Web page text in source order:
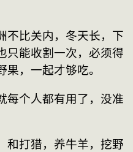
比关内，冬天长，下
只能收割一次，必须得
，一起才够吃。
个人都有用了，没准
打猎，养牛羊，挖野